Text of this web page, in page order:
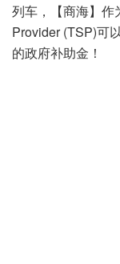
列车，【商海】作
Provider (TSP)可
的政府补助金！